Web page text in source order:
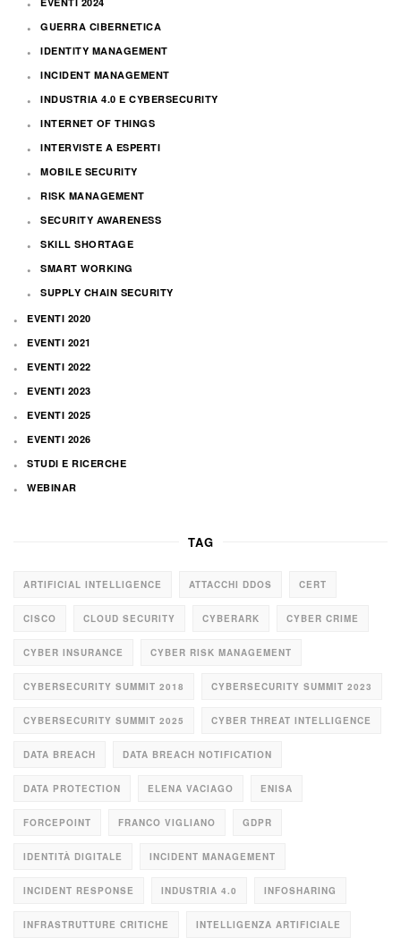
GUERRA CIBERNETICA
IDENTITY MANAGEMENT
INCIDENT MANAGEMENT
INDUSTRIA 4.0 E CYBERSECURITY
INTERNET OF THINGS
INTERVISTE A ESPERTI
MOBILE SECURITY
RISK MANAGEMENT
SECURITY AWARENESS
SKILL SHORTAGE
SMART WORKING
SUPPLY CHAIN SECURITY
EVENTI 2020
EVENTI 2021
EVENTI 2022
EVENTI 2023
EVENTI 2025
EVENTI 2026
STUDI E RICERCHE
WEBINAR
TAG
ARTIFICIAL INTELLIGENCE ATTACCHI DDOS CERT
CISCO CLOUD SECURITY CYBERARK CYBER CRIME
CYBER INSURANCE CYBER RISK MANAGEMENT
CYBERSECURITY SUMMIT 2018 CYBERSECURITY SUMMIT 2023
CYBERSECURITY SUMMIT 2025 CYBER THREAT INTELLIGENCE
DATA BREACH DATA BREACH NOTIFICATION
DATA PROTECTION ELENA VACIAGO ENISA
FORCEPOINT FRANCO VIGLIANO GDPR
IDENTITÀ DIGITALE INCIDENT MANAGEMENT
INCIDENT RESPONSE INDUSTRIA 4.0 INFOSHARING
INFRASTRUTTURE CRITICHE INTELLIGENZA ARTIFICIALE